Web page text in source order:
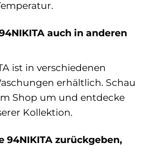
auch in anderen
ist in verschiedenen
erhältlich. Schau
Shop um und entdecke
Kollektion.
94NIKITA zurückgeben,